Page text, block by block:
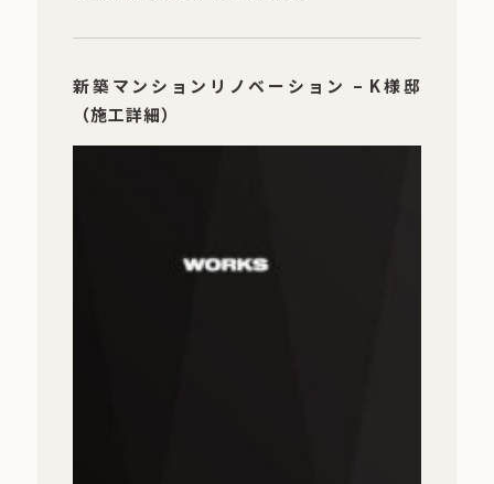
新築マンションリノベーション – K様邸
（施工詳細）